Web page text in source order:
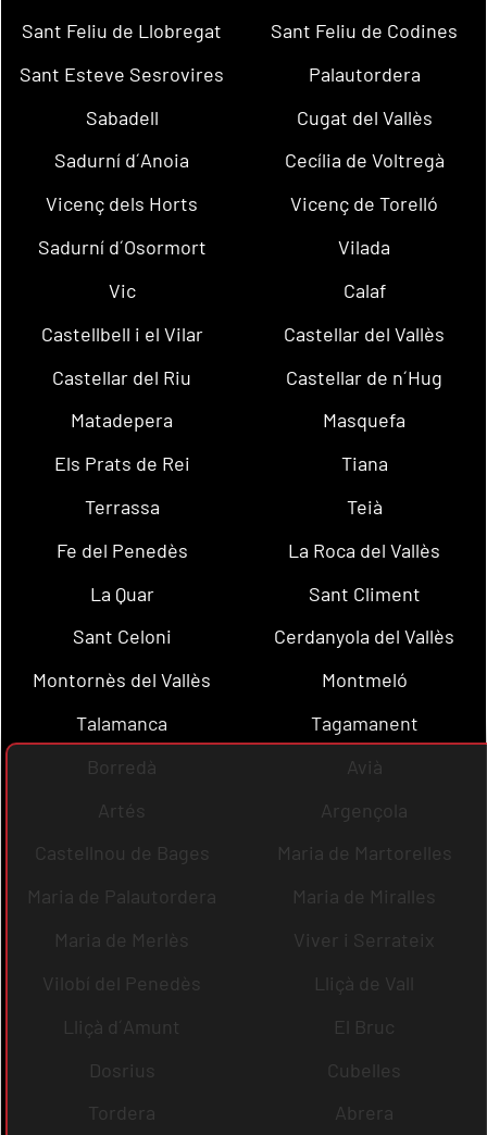
Sant Feliu de Llobregat
Sant Feliu de Codines
Sant Esteve Sesrovires
Palautordera
Sabadell
Cugat del Vallès
Sadurní d´Anoia
Cecília de Voltregà
Vicenç dels Horts
Vicenç de Torelló
Sadurní d´Osormort
Vilada
Vic
Calaf
Castellbell i el Vilar
Castellar del Vallès
Castellar del Riu
Castellar de n´Hug
Matadepera
Masquefa
Els Prats de Rei
Tiana
Terrassa
Teià
Fe del Penedès
La Roca del Vallès
La Quar
Sant Climent
Sant Celoni
Cerdanyola del Vallès
Montornès del Vallès
Montmeló
Talamanca
Tagamanent
Borredà
Avià
Artés
Argençola
Castellnou de Bages
Maria de Martorelles
Maria de Palautordera
Maria de Miralles
Maria de Merlès
Viver i Serrateix
Vilobí del Penedès
Lliçà de Vall
Lliçà d´Amunt
El Bruc
Dosrius
Cubelles
Tordera
Abrera